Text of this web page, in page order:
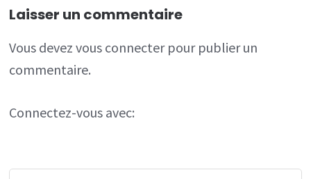
Laisser un commentaire
Vous devezvous connecterpour publier un
commentaire.
Connectez-vous avec: